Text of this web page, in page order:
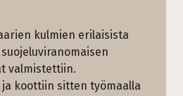
kulmien erilaisista
valmistettiin.
koottiin sitten työmaalla